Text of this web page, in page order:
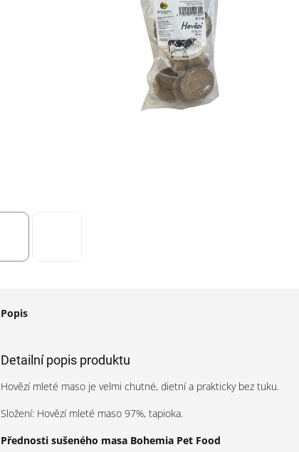
Popis
Detailní popis produktu
Hovězí mleté maso je velmi chutné, dietní a prakticky bez tuku.
Složení: Hovězí mleté maso 97%, tapioka.
Přednosti sušeného masa Bohemia Pet Food